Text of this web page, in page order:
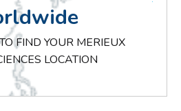
FIND YOUR MERIEUX
LOCATION